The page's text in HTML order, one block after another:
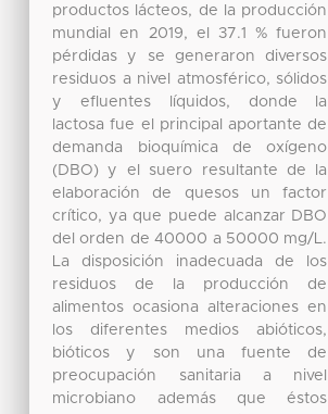
productos lácteos, de la producción
mundial en 2019, el 37.1 % fueron
pérdidas y se generaron diversos
residuos a nivel atmosférico, sólidos
y efluentes líquidos, donde la
lactosa fue el principal aportante de
demanda bioquímica de oxígeno
(DBO) y el suero resultante de la
elaboración de quesos un factor
crítico, ya que puede alcanzar DBO
del orden de 40000 a 50000 mg/L.
La disposición inadecuada de los
residuos de la producción de
alimentos ocasiona alteraciones en
los diferentes medios abióticos,
bióticos y son una fuente de
preocupación sanitaria a nivel
microbiano además que éstos